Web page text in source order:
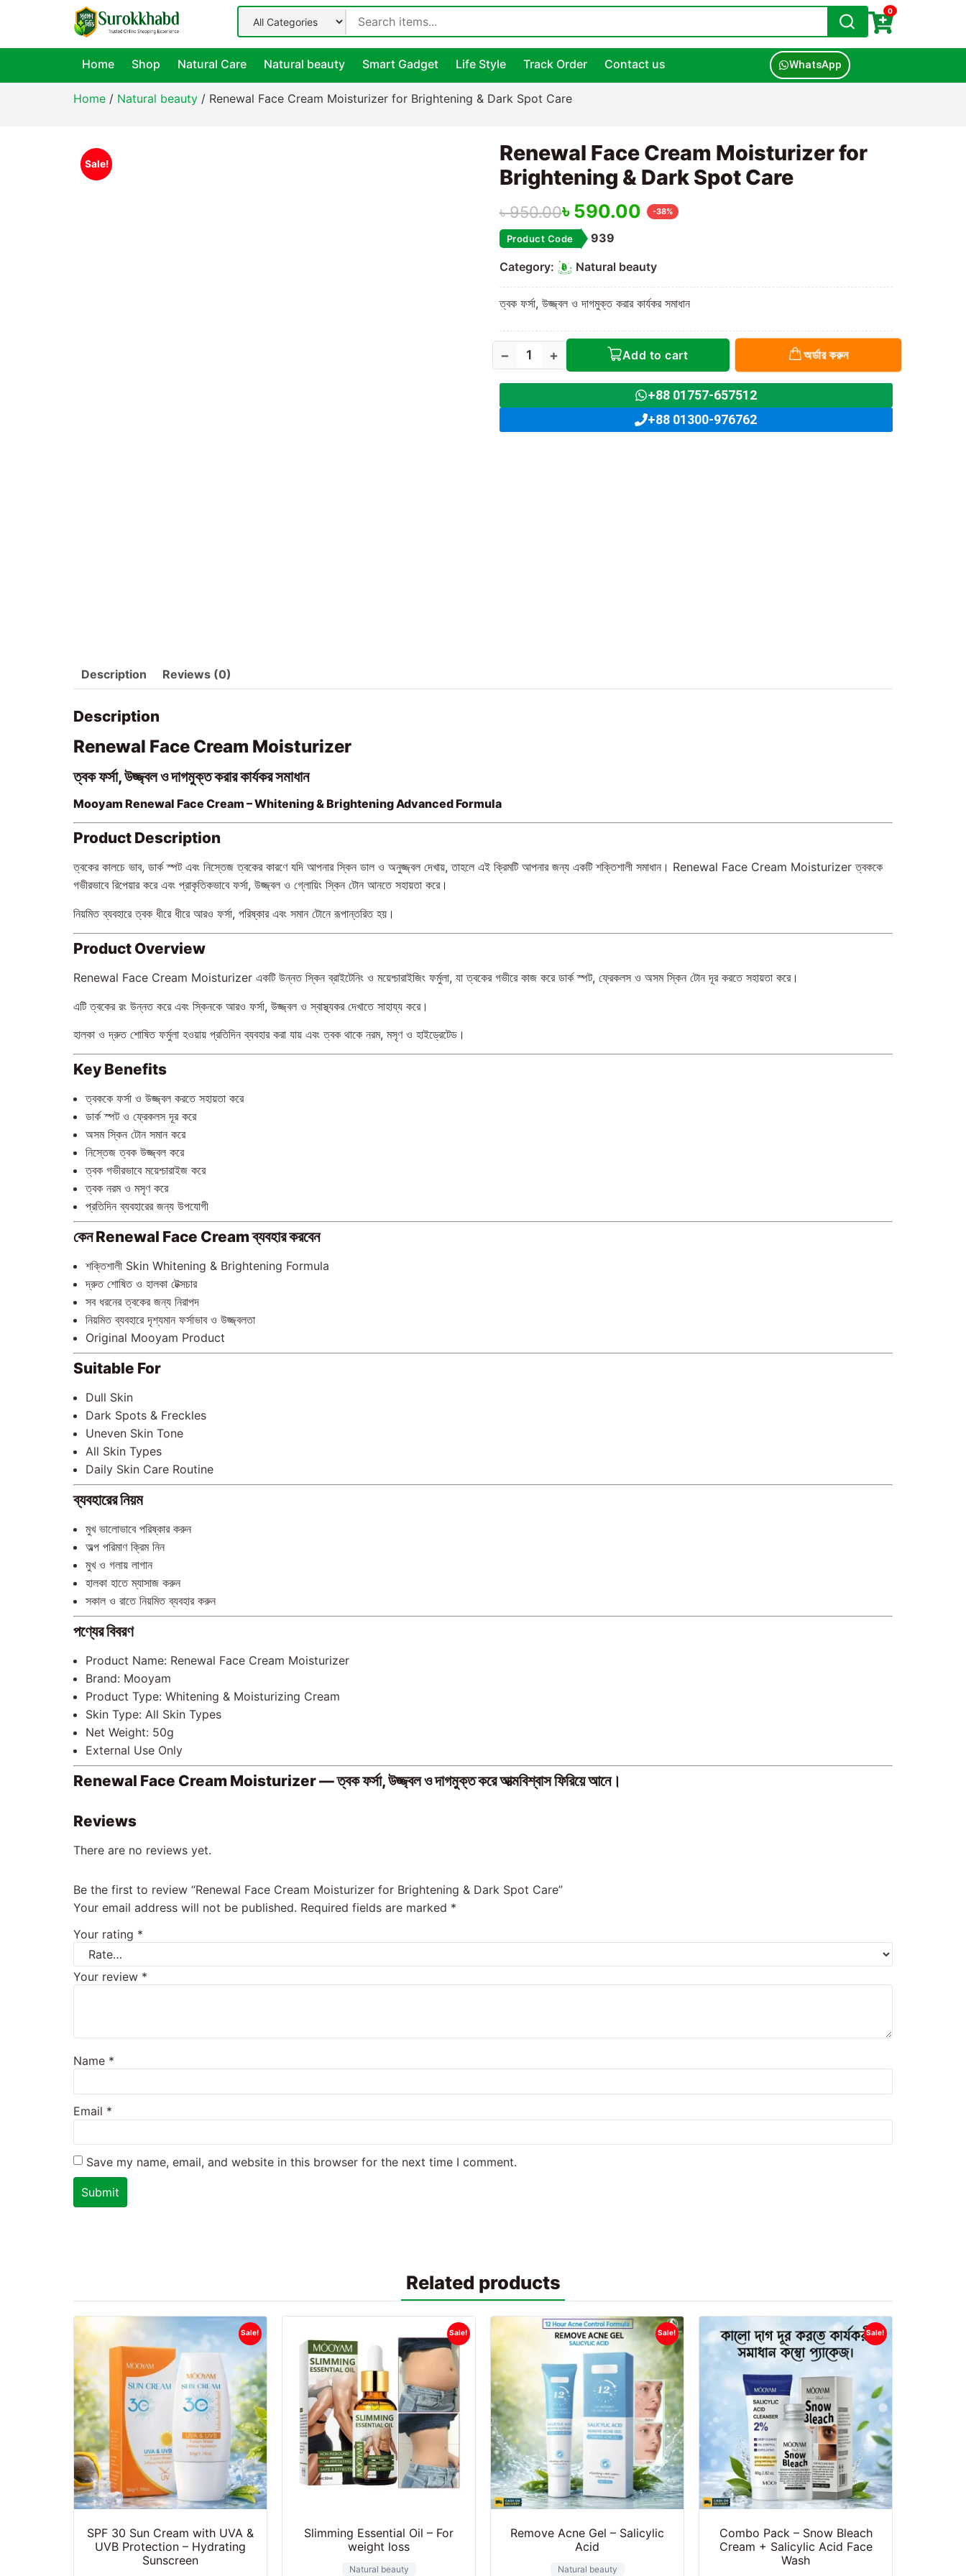
0
Home Shop Natural Care Natural beauty Smart Gadget Life Style Track Order Contact us WhatsApp
Home / Natural beauty / Renewal Face Cream Moisturizer for Brightening & Dark Spot Care
Sale!
Renewal Face Cream Moisturizer for
Brightening & Dark Spot Care
৳950.00৳590.00 -38%
Product Code 939
Category: Natural beauty
ত্বক ফর্সা, উজ্জ্বল ও দাগমুক্ত করার কার্যকর সমাধান
− + Add to cart অর্ডার করুন
+88 01757-657512
+88 01300-976762
Description Reviews (0)
Description
Renewal Face Cream Moisturizer
ত্বক ফর্সা, উজ্জ্বল ও দাগমুক্ত করার কার্যকর সমাধান
Mooyam Renewal Face Cream – Whitening & Brightening Advanced Formula
Product Description
ত্বকের কালচে ভাব, ডার্ক স্পট এবং নিস্তেজ ত্বকের কারণে যদি আপনার স্কিন ডাল ও অনুজ্জ্বল দেখায়, তাহলে এই ক্রিমটি আপনার জন্য একটি শক্তিশালী সমাধান। Renewal Face Cream Moisturizer ত্বককে
গভীরভাবে রিপেয়ার করে এবং প্রাকৃতিকভাবে ফর্সা, উজ্জ্বল ও গ্লোয়িং স্কিন টোন আনতে সহায়তা করে।
নিয়মিত ব্যবহারে ত্বক ধীরে ধীরে আরও ফর্সা, পরিষ্কার এবং সমান টোনে রূপান্তরিত হয়।
Product Overview
Renewal Face Cream Moisturizer একটি উন্নত স্কিন ব্রাইটেনিং ও ময়েশ্চারাইজিং ফর্মুলা, যা ত্বকের গভীরে কাজ করে ডার্ক স্পট, ফ্রেকলস ও অসম স্কিন টোন দূর করতে সহায়তা করে।
এটি ত্বকের রং উন্নত করে এবং স্কিনকে আরও ফর্সা, উজ্জ্বল ও স্বাস্থ্যকর দেখাতে সাহায্য করে।
হালকা ও দ্রুত শোষিত ফর্মুলা হওয়ায় প্রতিদিন ব্যবহার করা যায় এবং ত্বক থাকে নরম, মসৃণ ও হাইড্রেটেড।
Key Benefits
ত্বককে ফর্সা ও উজ্জ্বল করতে সহায়তা করে
ডার্ক স্পট ও ফ্রেকলস দূর করে
অসম স্কিন টোন সমান করে
নিস্তেজ ত্বক উজ্জ্বল করে
ত্বক গভীরভাবে ময়েশ্চারাইজ করে
ত্বক নরম ও মসৃণ করে
প্রতিদিন ব্যবহারের জন্য উপযোগী
কেন Renewal Face Cream ব্যবহার করবেন
শক্তিশালী Skin Whitening & Brightening Formula
দ্রুত শোষিত ও হালকা টেক্সচার
সব ধরনের ত্বকের জন্য নিরাপদ
নিয়মিত ব্যবহারে দৃশ্যমান ফর্সাভাব ও উজ্জ্বলতা
Original Mooyam Product
Suitable For
Dull Skin
Dark Spots & Freckles
Uneven Skin Tone
All Skin Types
Daily Skin Care Routine
ব্যবহারের নিয়ম
মুখ ভালোভাবে পরিষ্কার করুন
অল্প পরিমাণ ক্রিম নিন
মুখ ও গলায় লাগান
হালকা হাতে ম্যাসাজ করুন
সকাল ও রাতে নিয়মিত ব্যবহার করুন
পণ্যের বিবরণ
Product Name: Renewal Face Cream Moisturizer
Brand: Mooyam
Product Type: Whitening & Moisturizing Cream
Skin Type: All Skin Types
Net Weight: 50g
External Use Only
Renewal Face Cream Moisturizer — ত্বক ফর্সা, উজ্জ্বল ও দাগমুক্ত করে আত্মবিশ্বাস ফিরিয়ে আনে।
Reviews
There are no reviews yet.
Be the first to review “Renewal Face Cream Moisturizer for Brightening & Dark Spot Care”
Your email address will not be published. Required fields are marked *
Your rating *
Your review *
Name *
Email *
Save my name, email, and website in this browser for the next time I comment.
Related products
Sale!
SPF 30 Sun Cream with UVA &
UVB Protection – Hydrating
Sunscreen
Sale!
Slimming Essential Oil – For
weight loss
Natural beauty
Sale!
Remove Acne Gel – Salicylic
Acid
Natural beauty
Sale!
Combo Pack – Snow Bleach
Cream + Salicylic Acid Face
Wash